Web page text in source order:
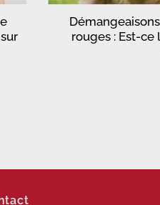
rouges : Est-ce